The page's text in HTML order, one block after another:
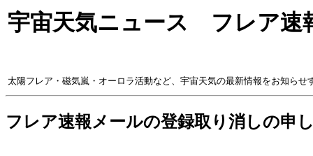
宇宙天気ニュース フレア速
太陽フレア・磁気嵐・オーロラ活動など、宇宙天気の最新情報をお知らせ
フレア速報メールの登録取り消しの申